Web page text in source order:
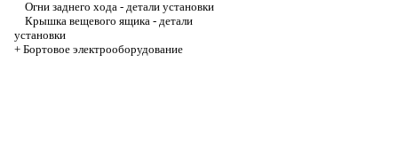
Огни заднего хода - детали установки
Крышка вещевого ящика - детали
установки
+ Бортовое электрооборудование